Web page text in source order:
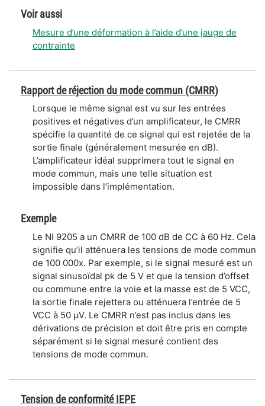
Voir aussi
Mesure d’une déformation à l’aide d’une jauge de
contrainte
Rapport de réjection du mode commun (CMRR)
Lorsque le même signal est vu sur les entrées
positives et négatives d’un amplificateur, le CMRR
spécifie la quantité de ce signal qui est rejetée de la
sortie finale (généralement mesurée en dB).
L’amplificateur idéal supprimera tout le signal en
mode commun, mais une telle situation est
impossible dans l’implémentation.
Exemple
Le NI 9205 a un CMRR de 100 dB de CC à 60 Hz. Cela
signifie qu’il atténuera les tensions de mode commun
de 100 000x. Par exemple, si le signal mesuré est un
signal sinusoïdal pk de 5 V et que la tension d’offset
ou commune entre la voie et la masse est de 5 VCC,
la sortie finale rejettera ou atténuera l’entrée de 5
VCC à 50 μV. Le CMRR n’est pas inclus dans les
dérivations de précision et doit être pris en compte
séparément si le signal mesuré contient des
tensions de mode commun.
Tension de conformité IEPE